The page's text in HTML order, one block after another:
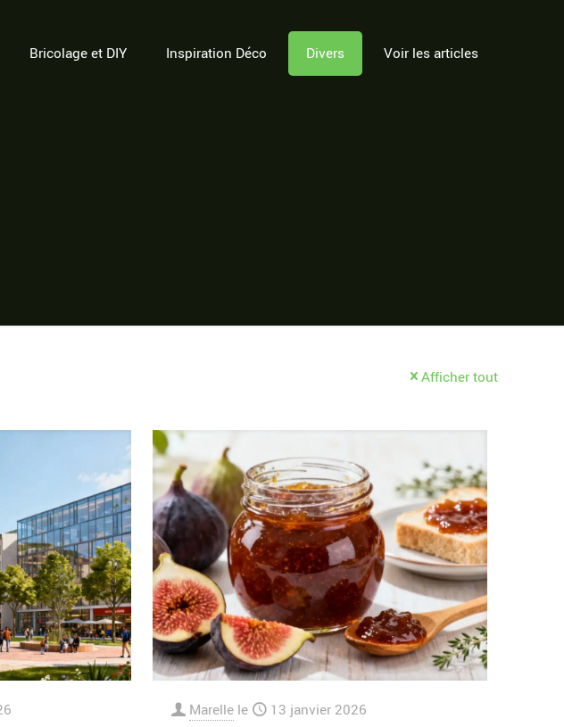
Bricolage et DIY Inspiration Déco Divers Voir les articles
Afficher tout
Marelle le 13 janvier 2026